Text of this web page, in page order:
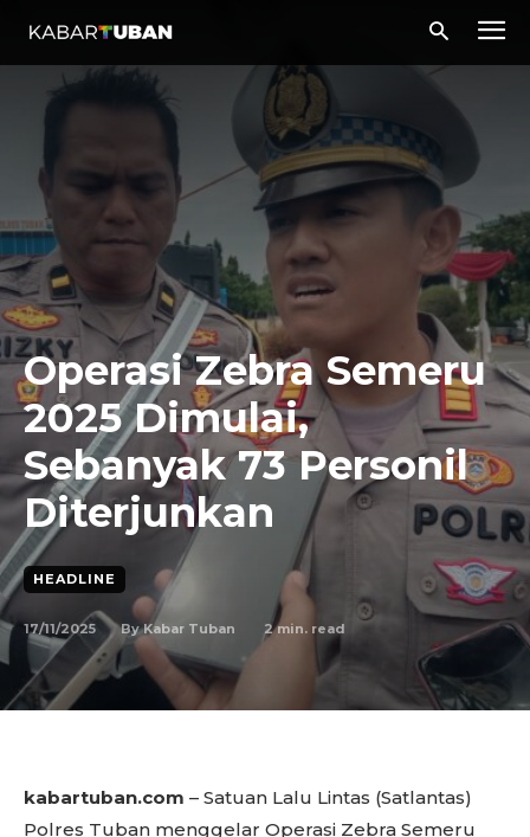
Operasi Zebra Semeru
2025 Dimulai,
Sebanyak 73 Personil
Diterjunkan
HEADLINE
17/11/2025 By Kabar Tuban 2min. read
kabartuban.com – Satuan Lalu Lintas (Satlantas)
Polres Tuban menggelar Operasi Zebra Semeru